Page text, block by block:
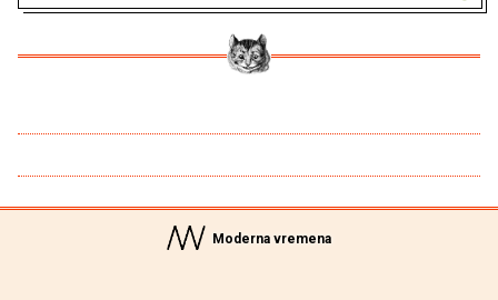
Moderna vremena